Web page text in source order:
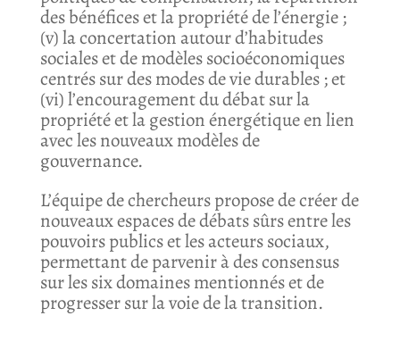
des bénéfices et la propriété de l’énergie ;
(v) la concertation autour d’habitudes
sociales et de modèles socioéconomiques
centrés sur des modes de vie durables ; et
(vi) l’encouragement du débat sur la
propriété et la gestion énergétique en lien
avec les nouveaux modèles de
gouvernance.
L’équipe de chercheurs propose de créer de
nouveaux espaces de débats sûrs entre les
pouvoirs publics et les acteurs sociaux,
permettant de parvenir à des consensus
sur les six domaines mentionnés et de
progresser sur la voie de la transition.